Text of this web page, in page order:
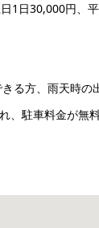
1日30,000円、
る方、雨天時の
、駐車料金が無